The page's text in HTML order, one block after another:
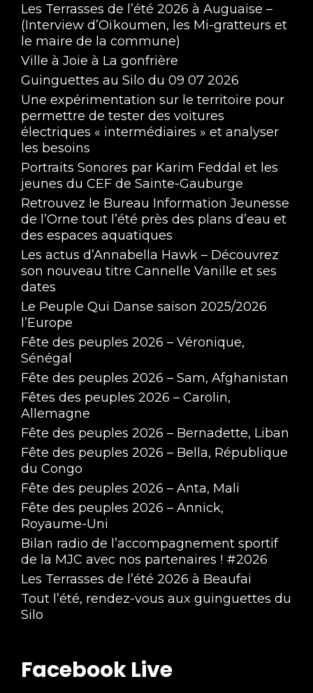
Les Terrasses de l’été 2026 à Auguaise –
(Interview d’Oïkoumen, les Mi-gratteurs et
le maire de la commune)
Ville à Joie à La gonfrière
Guinguettes au Silo du 09 07 2026
Une expérimentation sur le territoire pour
permettre de tester des voitures
électriques « intermédiaires » et analyser
les besoins
Portraits Sonores par Karim Feddal et les
jeunes du CEF de Sainte-Gauburge
Retrouvez le Bureau Information Jeunesse
de l’Orne tout l’été près des plans d’eau et
des espaces aquatiques
Les actus d’Annabella Hawk – Découvrez
son nouveau titre Cannelle Vanille et ses
dates
Le Peuple Qui Danse saison 2025/2026
l’Europe
Fête des peuples 2026 – Véronique,
Sénégal
Fête des peuples 2026 – Sam, Afghanistan
Fêtes des peuples 2026 – Carolin,
Allemagne
Fête des peuples 2026 – Bernadette, Liban
Fête des peuples 2026 – Bella, République
du Congo
Fête des peuples 2026 – Anta, Mali
Fête des peuples 2026 – Annick,
Royaume-Uni
Bilan radio de l’accompagnement sportif
de la MJC avec nos partenaires ! #2026
Les Terrasses de l’été 2026 à Beaufai
Tout l’été, rendez-vous aux guinguettes du
Silo
Facebook Live